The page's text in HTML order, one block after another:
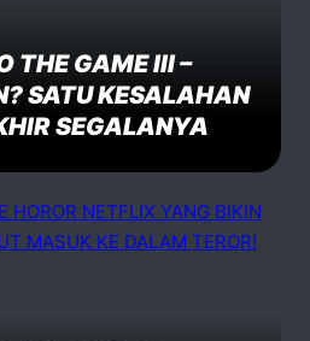
THE GAME III –
SATU KESALAHAN
SEGALANYA